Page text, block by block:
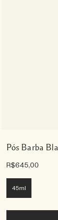
Pós Barba
R$645,00
45ml